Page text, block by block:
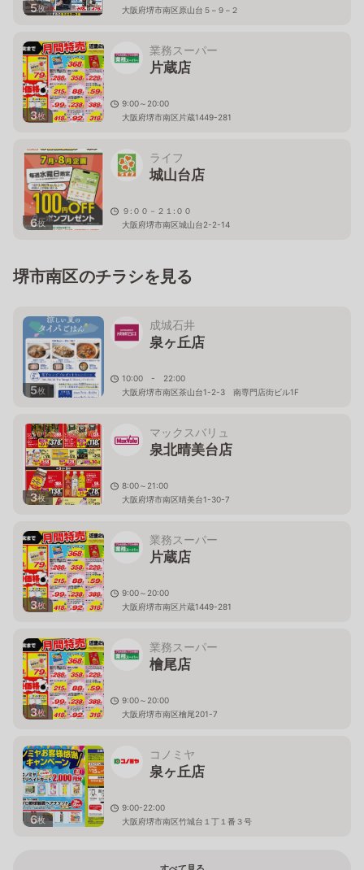
5枚 大阪府堺市南区原山台５−９−２
3枚
業務スーパー
片蔵店
9:00～20:00
大阪府堺市南区片蔵1449-281
6枚
ライフ
城山台店
９:００－２１:００
大阪府堺市南区城山台2-2-14
堺市南区のチラシを見る
5枚
成城石井
泉ヶ丘店
10:00 - 22:00
大阪府堺市南区茶山台1-2-3 南専門店街ビル1F
3枚
マックスバリュ
泉北晴美台店
8:00～21:00
大阪府堺市南区晴美台1-30-7
3枚
業務スーパー
片蔵店
9:00～20:00
大阪府堺市南区片蔵1449-281
3枚
業務スーパー
檜尾店
9:00～20:00
大阪府堺市南区檜尾201-7
6枚
コノミヤ
泉ヶ丘店
9:00-22:00
大阪府堺市南区竹城台１丁１番３号